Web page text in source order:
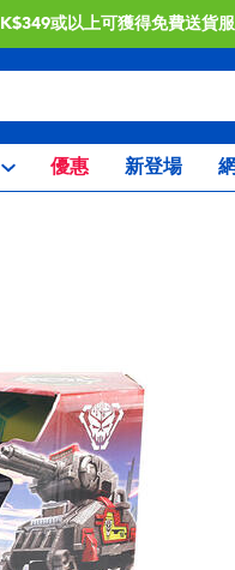
或以上可獲得免費送貨服
優惠 新登場